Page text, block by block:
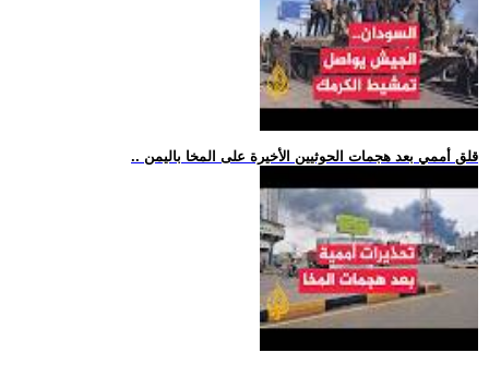
.. قلق أممي بعد هجمات الحوثيين الأخيرة على المخا باليمن